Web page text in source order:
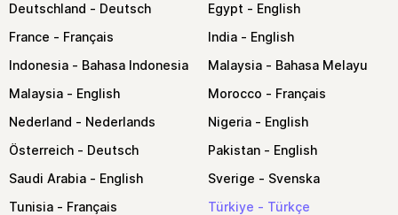
Deutschland
Egypt
France
India
Indonesia
Malaysia
Malaysia
Morocco
Nederland
Nigeria
Österreich
Pakistan
Saudi Arabia
Sverige
Tunisia
Türkiye